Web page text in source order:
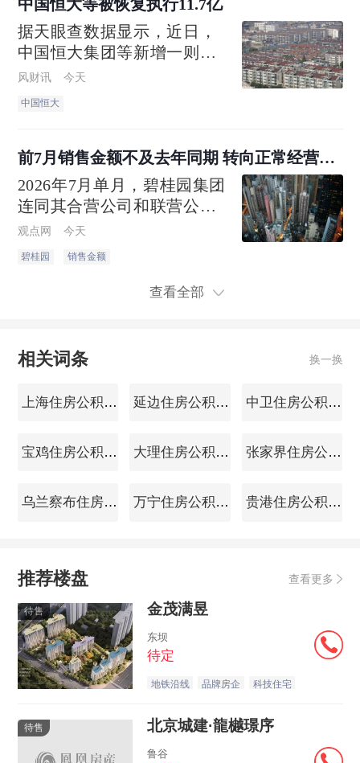
中国恒大等被恢复执行11.7亿
据天眼查数据显示，近日，
中国恒大集团等新增一则恢
复执行信息，执行标的11.7亿
余元，执行法院为江苏省苏
(BVI)有限公司、均荣控股有
限公司、周承炎等共同持股
风财讯 今天
中国恒大
前7月销售金额不及去年同期 转向正常经营的
碧桂园仍要面对难题
2026年7月单月，碧桂园集团
连同其合营公司和联营公司
共实现归属公司股东权益的
合同销售金额约人民币22.6亿
同销售建筑面积约28万平方
观点网 今天
碧桂园 销售金额
查看全部
相关词条 换一换
上海住房公积金查询 延边住房公积金查询 中卫住房公积金查询
宝鸡住房公积金查询 大理住房公积金查询 张家界住房公积金查询
乌兰察布住房公积金查询 万宁住房公积金查询 贵港住房公积金查询
推荐楼盘 查看更多
待售 金茂满昱
东坝
待定
地铁沿线 品牌房企 科技住宅
待售 北京城建·龍樾璟序
鲁谷